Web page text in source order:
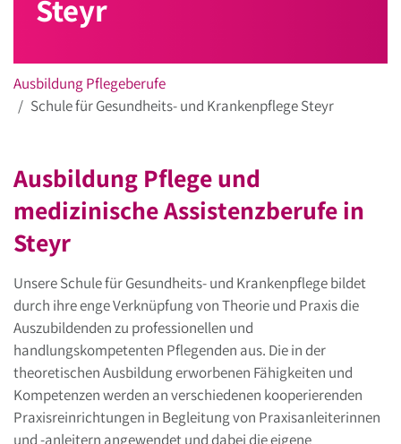
Steyr
Ausbildung Pflegeberufe
Schule für Gesundheits- und Krankenpflege Steyr
Ausbildung Pflege und
medizinische Assistenzberufe in
Steyr
Unsere Schule für Gesundheits- und Krankenpflege bildet
durch ihre enge Verknüpfung von Theorie und Praxis die
Auszubildenden zu professionellen und
handlungskompetenten Pflegenden aus. Die in der
theoretischen Ausbildung erworbenen Fähigkeiten und
Kompetenzen werden an verschiedenen kooperierenden
Praxisreinrichtungen in Begleitung von Praxisanleiterinnen
und -anleitern angewendet und dabei die eigene